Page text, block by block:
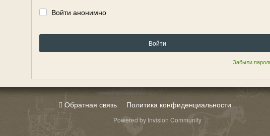
Войти анонимно
Войти
Забыли
Обратная связь Политика конфиденциальности
Powered by Invision Community